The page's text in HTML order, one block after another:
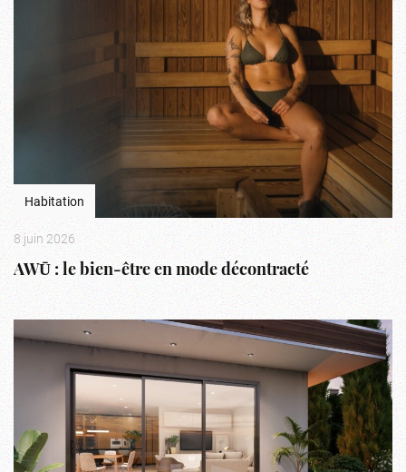
Habitation
8 juin 2026
AWŪ : le bien-être en mode décontracté